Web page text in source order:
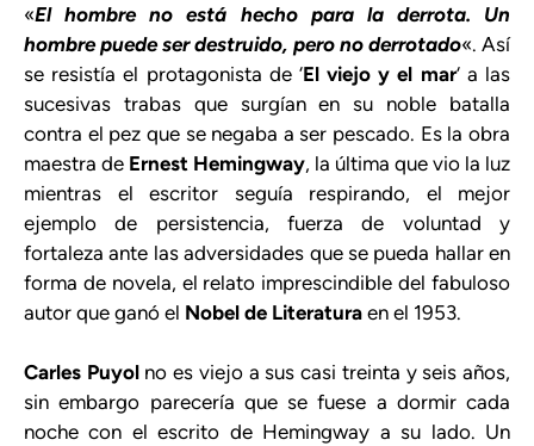
«El hombre no está hecho para la derrota. Un
hombre puede ser destruido, pero no derrotado«. Así
se resistía el protagonista de ‘El viejo y el mar‘ a las
sucesivas trabas que surgían en su noble batalla
contra el pez que se negaba a ser pescado. Es la obra
maestra de Ernest Hemingway, la última que vio la luz
mientras el escritor seguía respirando, el mejor
ejemplo de persistencia, fuerza de voluntad y
fortaleza ante las adversidades que se pueda hallar en
forma de novela, el relato imprescindible del fabuloso
autor que ganó el Nobel de Literatura en el 1953.
Carles Puyolno es viejo a sus casi treinta y seis años,
sin embargo parecería que se fuese a dormir cada
noche con el escrito de Hemingway a su lado. Un